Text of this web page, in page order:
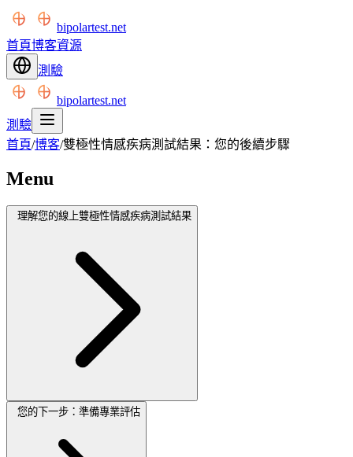
bipolartest.net
首頁博客資源
測驗
bipolartest.net
測驗
首頁/博客/雙極性情感疾病測試結果：您的後續步驟
Menu
理解您的線上雙極性情感疾病測試結果
您的下一步：準備專業評估